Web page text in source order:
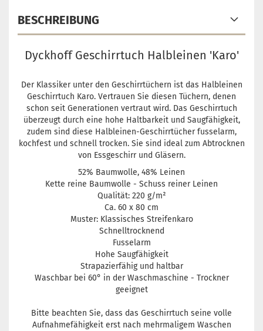
BESCHREIBUNG
Dyckhoff Geschirrtuch Halbleinen 'Karo'
Der Klassiker unter den Geschirrtüchern ist das Halbleinen
Geschirrtuch Karo. Vertrauen Sie diesen Tüchern, denen
schon seit Generationen vertraut wird. Das Geschirrtuch
überzeugt durch eine hohe Haltbarkeit und Saugfähigkeit,
zudem sind diese Halbleinen-Geschirrtücher fusselarm,
kochfest und schnell trocken. Sie sind ideal zum Abtrocknen
von Essgeschirr und Gläsern.
52% Baumwolle, 48% Leinen
Kette reine Baumwolle - Schuss reiner Leinen
Qualität: 220 g/m²
Ca. 60 x 80 cm
Muster: Klassisches Streifenkaro
Schnelltrocknend
Fusselarm
Hohe Saugfähigkeit
Strapazierfähig und haltbar
Waschbar bei 60° in der Waschmaschine - Trockner
geeignet
Bitte beachten Sie, dass das Geschirrtuch seine volle
Aufnahmefähigkeit erst nach mehrmaligem Waschen